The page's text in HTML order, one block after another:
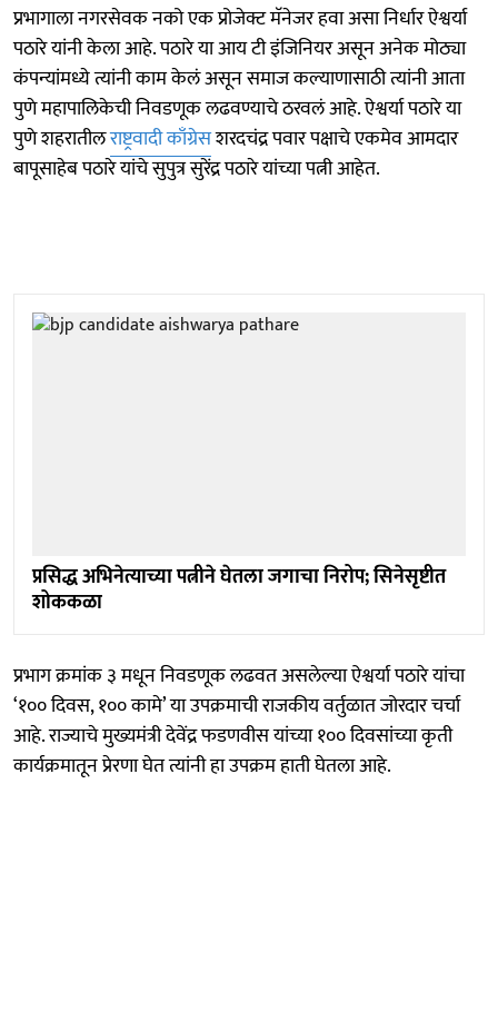
प्रभागाला नगरसेवक नको एक प्रोजेक्ट मॅनेजर हवा असा निर्धार ऐश्वर्या
पठारे यांनी केला आहे. पठारे या आय टी इंजिनियर असून अनेक मोठ्या
कंपन्यांमध्ये त्यांनी काम केलं असून समाज कल्याणासाठी त्यांनी आता
पुणे महापालिकेची निवडणूक लढवण्याचे ठरवलं आहे. ऐश्वर्या पठारे या
पुणे शहरातीलराष्ट्रवादी काँग्रेसशरदचंद्र पवार पक्षाचे एकमेव आमदार
बापूसाहेब पठारे यांचे सुपुत्र सुरेंद्र पठारे यांच्या पत्नी आहेत.
प्रसिद्ध अभिनेत्याच्या पत्नीने घेतला जगाचा निरोप; सिनेसृष्टीत
शोककळा
प्रभाग क्रमांक ३ मधून निवडणूक लढवत असलेल्या ऐश्वर्या पठारे यांचा
‘१०० दिवस, १०० कामे’ या उपक्रमाची राजकीय वर्तुळात जोरदार चर्चा
आहे. राज्याचे मुख्यमंत्री देवेंद्र फडणवीस यांच्या १०० दिवसांच्या कृती
कार्यक्रमातून प्रेरणा घेत त्यांनी हा उपक्रम हाती घेतला आहे.